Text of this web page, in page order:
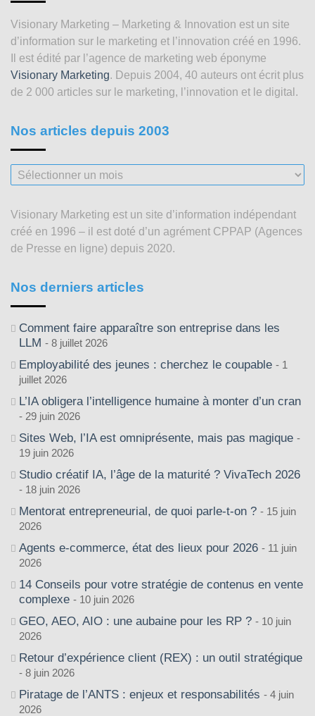
Visionary Marketing – Marketing & Innovation est un site
d’information sur le marketing et l’innovation créé en 1996.
Il est édité par l’agence de marketing web éponyme
Visionary Marketing. Depuis 2004, 40 auteurs ont écrit plus
de 2 000 articles sur le marketing, l’innovation et le digital.
Nos articles depuis 2003
Nos
articles
2003
Visionary Marketing est un site d’information indépendant
créé en 1996 – il est doté d’un agrément CPPAP (Agences
de Presse en ligne) depuis 2020.
Nos derniers articles
Comment faire apparaître son entreprise dans les
LLM
8 juillet 2026
Employabilité des jeunes : cherchez le coupable
1
juillet 2026
L’IA obligera l’intelligence humaine à monter d’un cran
29 juin 2026
Sites Web, l’IA est omniprésente, mais pas magique
19 juin 2026
Studio créatif IA, l’âge de la maturité ? VivaTech 2026
18 juin 2026
Mentorat entrepreneurial, de quoi parle-t-on ?
15 juin
2026
Agents e-commerce, état des lieux pour 2026
11 juin
2026
14 Conseils pour votre stratégie de contenus en vente
complexe
10 juin 2026
GEO, AEO, AIO : une aubaine pour les RP ?
10 juin
2026
Retour d’expérience client (REX) : un outil stratégique
8 juin 2026
Piratage de l’ANTS : enjeux et responsabilités
4 juin
2026